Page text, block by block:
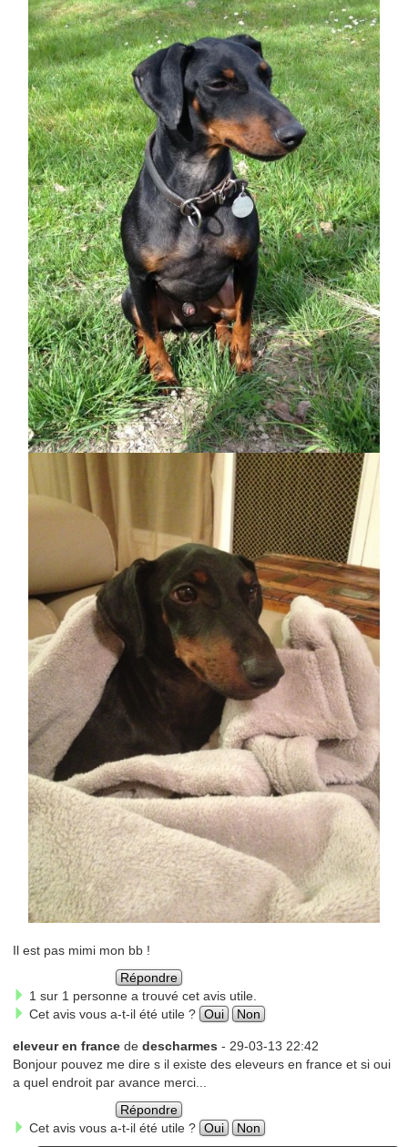
Il est pas mimi mon bb !
Répondre
1 sur 1 personne a trouvé cet avis utile.
Cet avis vous a-t-il été utile ? Oui Non
eleveur en francede descharmes - 29-03-13 22:42
Bonjour pouvez me dire s il existe des eleveurs en france et si oui
a quel endroit par avance merci...
Répondre
Cet avis vous a-t-il été utile ? Oui Non